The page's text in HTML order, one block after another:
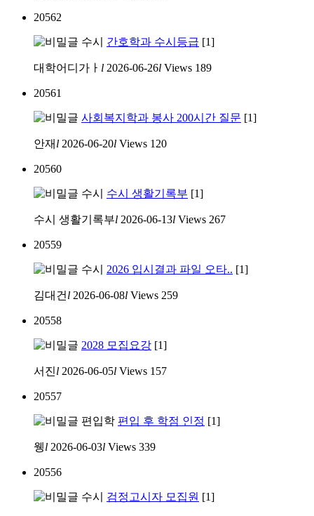
20562
수시 간호학과 수시등급 [1]
대학어디가ㅏ l 2026-06-26l Views 189
20561
사회복지학과 봉사 200시간 질문 [1]
안재 l 2026-06-20l Views 120
20560
수시 수시 생활기록부 [1]
수시 생활기록부l 2026-06-13l Views 267
20559
수시 2026 입시결과 파일 오타.. [1]
김대건 l 2026-06-08l Views 259
20558
2028 모집요강 [1]
서진l 2026-06-05l Views 157
20557
편입학 편입 후 학점 인정 [1]
웽l 2026-06-03l Views 339
20556
수시 검정고시자 모집원 [1]